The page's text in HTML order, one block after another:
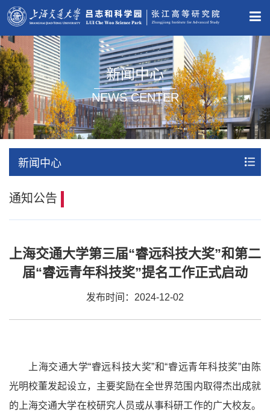
新闻中心
NEWS CENTER
新闻中心
通知公告
上海交通大学第三届“睿远科技大奖”和第二
届“睿远青年科技奖”提名工作正式启动
发布时间：2024-12-02
上海交通大学“睿远科技大奖”和“睿远青年科技奖”由陈
光明校董发起设立，主要奖励在全世界范围内取得杰出成就
的上海交通大学在校研究人员或从事科研工作的广大校友。